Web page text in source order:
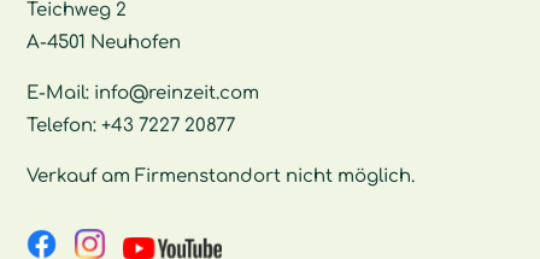
Teichweg 2
A-4501 Neuhofen
E-Mail: info@reinzeit.com
Telefon:+43 7227 20877
Verkauf am Firmenstandort nicht möglich.